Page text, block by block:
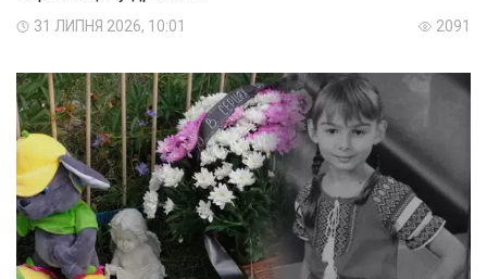
31 ЛИПНЯ 2026, 10:01 2091